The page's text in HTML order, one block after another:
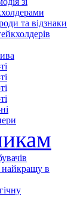
та відзнаки
найкращу в